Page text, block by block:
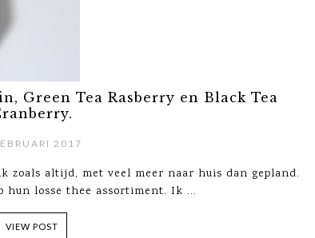
Green Tea Rasberry en Black Tea
2017
zoals altijd, met veel meer naar huis dan gepland.
hun losse thee assortiment. Ik ...
VIEW POST